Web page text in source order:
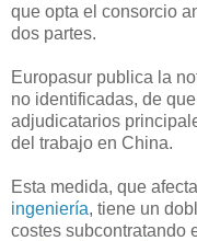
que opta el consorcio
dos partes.
Europasur publica la
no identificadas, de
adjudicatarios
del trabajo en China.
Esta medida, que
ingeniería, tiene un
costes subcontratando